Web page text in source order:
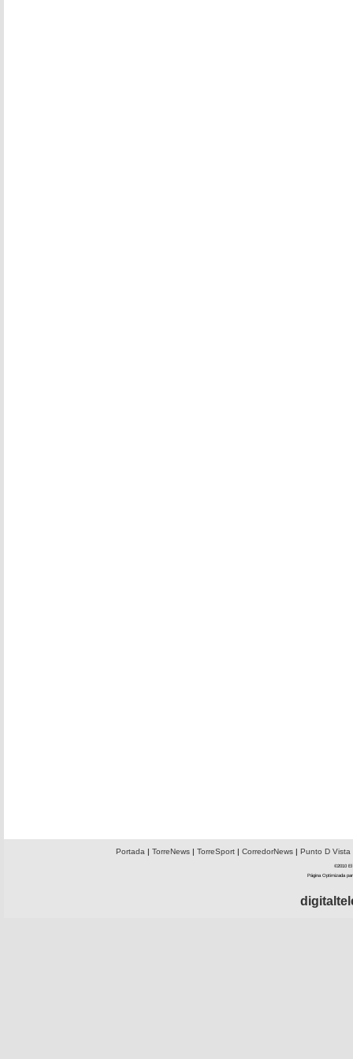
Portada | TorreNews| TorreSport| CorredorNews| Punto D Vista
©2010 El
Página Optimizada